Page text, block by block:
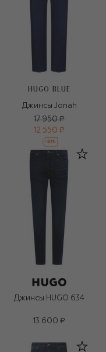
HUGO BLUE
Джинсы Jonah
17 950 ₽
12 550 ₽
-30%
Джинсы HUGO 634
13 600 ₽